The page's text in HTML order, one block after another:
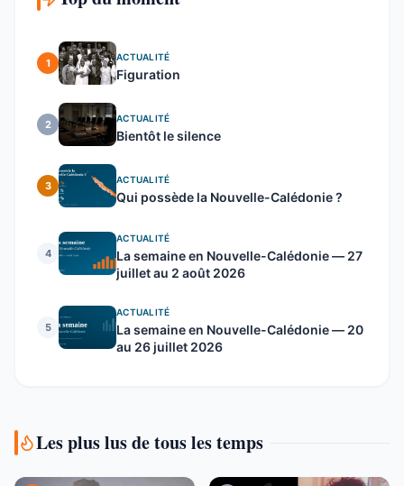
1
ACTUALITÉ
Figuration
2
ACTUALITÉ
Bientôt le silence
3
ACTUALITÉ
Qui possède la Nouvelle-Calédonie ?
4
ACTUALITÉ
La semaine en Nouvelle-Calédonie — 27
juillet au 2 août 2026
5
ACTUALITÉ
La semaine en Nouvelle-Calédonie — 20
au 26 juillet 2026
Les plus lus de tous les temps